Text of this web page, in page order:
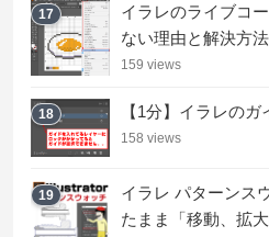
17
イラレのライブコ
ない理由と解決方法
159 views
18 【1分】イラレのガ
158 views
19
イラレ パターンス
たまま「移動、拡